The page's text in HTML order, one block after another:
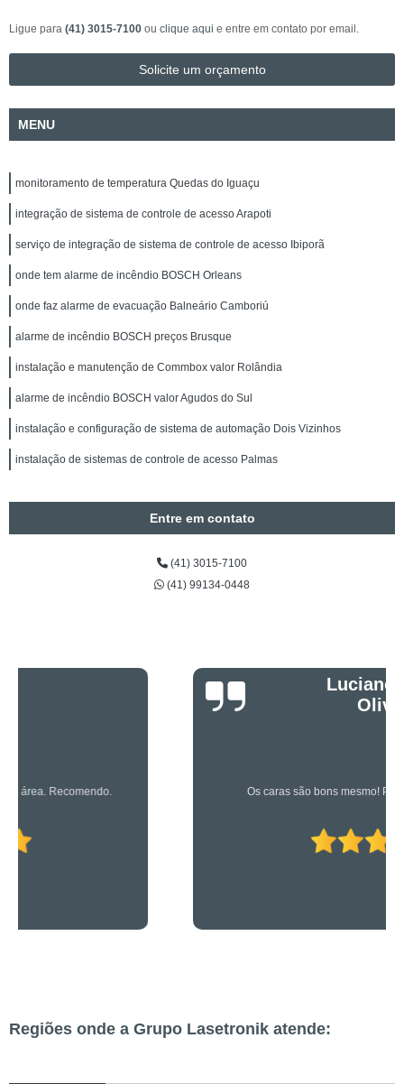
Ligue para (41) 3015-7100 ou clique aqui e entre em contato por email.
Solicite um orçamento
MENU
monitoramento de temperatura Quedas do Iguaçu
integração de sistema de controle de acesso Arapoti
serviço de integração de sistema de controle de acesso Ibiporã
onde tem alarme de incêndio BOSCH Orleans
onde faz alarme de evacuação Balneário Camboriú
alarme de incêndio BOSCH preços Brusque
instalação e manutenção de Commbox valor Rolândia
alarme de incêndio BOSCH valor Agudos do Sul
instalação e configuração de sistema de automação Dois Vizinhos
instalação de sistemas de controle de acesso Palmas
Entre em contato
(41) 3015-7100
(41) 99134-0448
Luciano Rueda
Oliveira
Os caras são bons mesmo! Profissionais de primeira!
Regiões onde a Grupo Lasetronik atende: